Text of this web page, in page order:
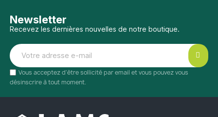
Newsletter
Recevez les dernières nouvelles de notre boutique.
Vous acceptez d'être sollicité par email et vous pouvez vous
désinscrire à tout moment.